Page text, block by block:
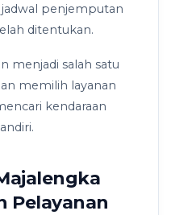
penjemputan
ditentukan.
menjadi salah satu
memilih layanan
kendaraan
Pelayanan